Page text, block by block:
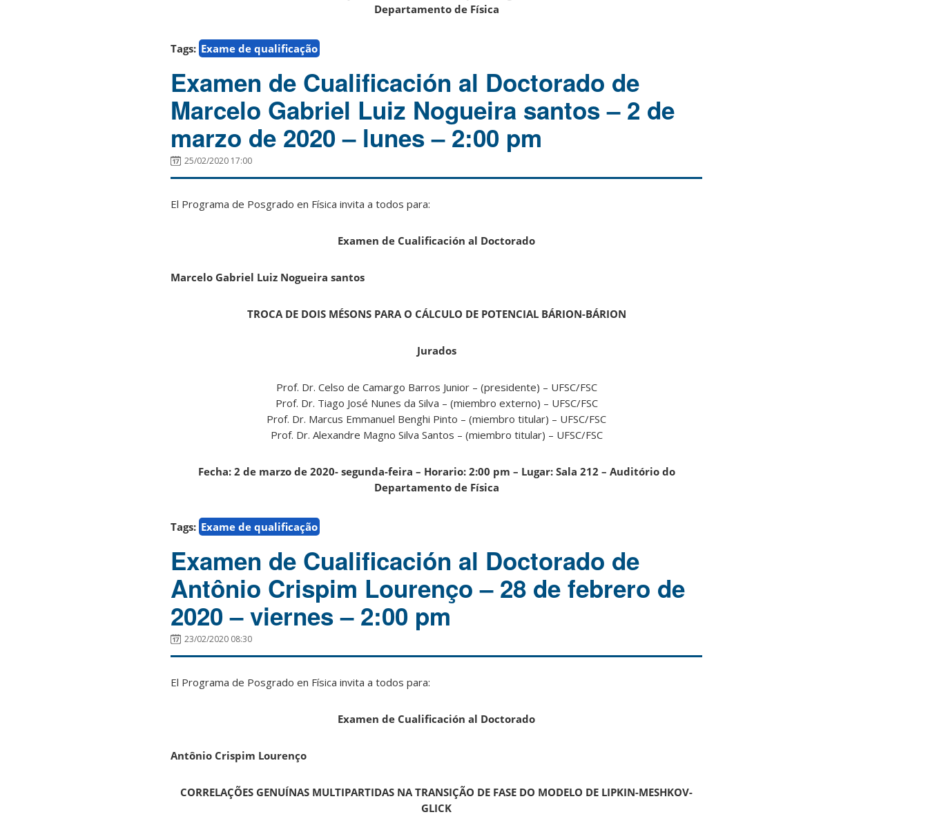
Departamento de Física
Tags: Exame de qualificação
Examen de Cualificación al Doctorado de
Marcelo Gabriel Luiz Nogueira santos – 2 de
marzo de 2020 – lunes – 2:00 pm
25/02/2020 17:00
El Programa de Posgrado en Física invita a todos para:
Examen de Cualificación al Doctorado
Marcelo Gabriel Luiz Nogueira santos
TROCA DE DOIS MÉSONS PARA O CÁLCULO DE POTENCIAL BÁRION-BÁRION
Jurados
Prof. Dr. Celso de Camargo Barros Junior – (presidente) – UFSC/FSC
Prof. Dr. Tiago José Nunes da Silva – (miembro externo) – UFSC/FSC
Prof. Dr. Marcus Emmanuel Benghi Pinto – (miembro titular) – UFSC/FSC
Prof. Dr. Alexandre Magno Silva Santos – (miembro titular) – UFSC/FSC
Fecha: 2 de marzo de 2020- segunda-feira – Horario: 2:00 pm – Lugar: Sala 212 – Auditório do
Departamento de Física
Tags: Exame de qualificação
Examen de Cualificación al Doctorado de
Antônio Crispim Lourenço – 28 de febrero de
2020 – viernes – 2:00 pm
23/02/2020 08:30
El Programa de Posgrado en Física invita a todos para:
Examen de Cualificación al Doctorado
Antônio Crispim Lourenço
CORRELAÇÕES GENUÍNAS MULTIPARTIDAS NA TRANSIÇÃO DE FASE DO MODELO DE LIPKIN-MESHKOV-
GLICK